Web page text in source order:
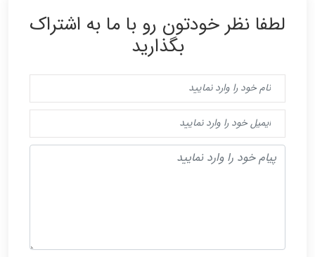
لطفا نظر خودتون رو با ما به اشتراک
بگذارید